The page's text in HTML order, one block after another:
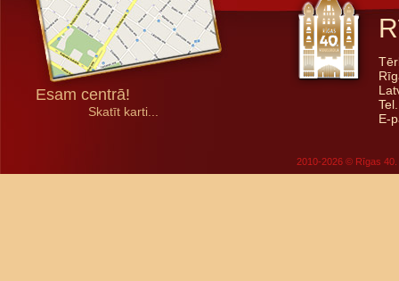
Esam centrā!
Skatīt karti...
E-
2010-2026 © Rīgas